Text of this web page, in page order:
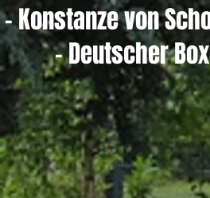
- Konstanze von
- Deutscher